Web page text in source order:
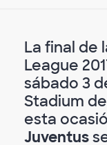
La final de
League
sábado 3
Stadium
esta
Juventus